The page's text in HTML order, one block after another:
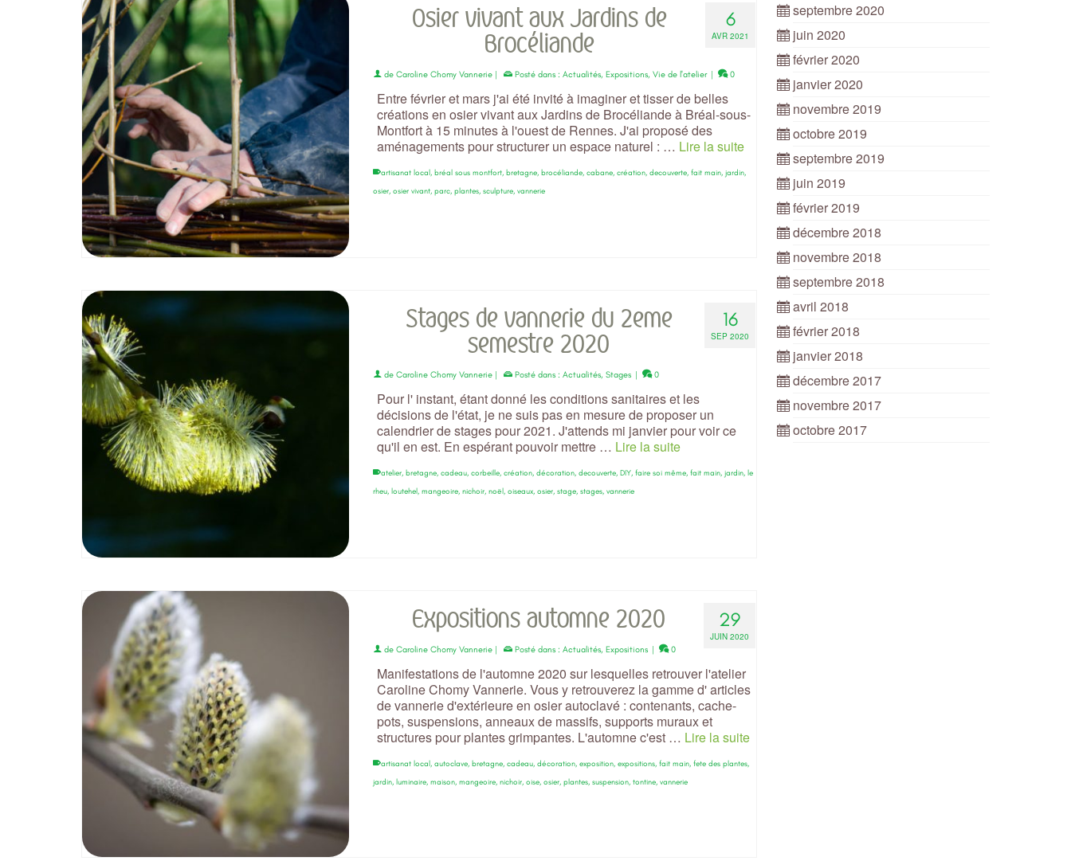
6
AVR 2021
Osier vivant aux Jardins de
Brocéliande
de Caroline Chomy Vannerie | Posté dans : Actualités, Expositions, Vie de l'atelier | 0
Entre février et mars j'ai été invité à imaginer et tisser de belles
créations en osier vivant aux Jardins de Brocéliande à Bréal-sous-
Montfort à 15 minutes à l'ouest de Rennes. J'ai proposé des
aménagements pour structurer un espace naturel : … Lire la suite
artisanat local, bréal sous montfort, bretagne, brocéliande, cabane, création, decouverte, fait main, jardin,
osier, osier vivant, parc, plantes, sculpture, vannerie
16
SEP 2020
Stages de vannerie du 2eme
semestre 2020
de Caroline Chomy Vannerie | Posté dans : Actualités, Stages | 0
Pour l' instant, étant donné les conditions sanitaires et les
décisions de l'état, je ne suis pas en mesure de proposer un
calendrier de stages pour 2021. J'attends mi janvier pour voir ce
qu'il en est. En espérant pouvoir mettre … Lire la suite
atelier, bretagne, cadeau, corbeille, création, décoration, decouverte, DIY, faire soi même, fait main, jardin, le
rheu, loutehel, mangeoire, nichoir, noël, oiseaux, osier, stage, stages, vannerie
29
JUIN 2020
Expositions automne 2020
de Caroline Chomy Vannerie | Posté dans : Actualités, Expositions | 0
Manifestations de l'automne 2020 sur lesquelles retrouver l'atelier
Caroline Chomy Vannerie. Vous y retrouverez la gamme d' articles
de vannerie d'extérieure en osier autoclavé : contenants, cache-
pots, suspensions, anneaux de massifs, supports muraux et
structures pour plantes grimpantes. L'automne c'est … Lire la suite
artisanat local, autoclave, bretagne, cadeau, décoration, exposition, expositions, fait main, fete des plantes,
jardin, luminaire, maison, mangeoire, nichoir, oise, osier, plantes, suspension, tontine, vannerie
septembre 2020
juin 2020
février 2020
janvier 2020
novembre 2019
octobre 2019
septembre 2019
juin 2019
février 2019
décembre 2018
novembre 2018
septembre 2018
avril 2018
février 2018
janvier 2018
décembre 2017
novembre 2017
octobre 2017